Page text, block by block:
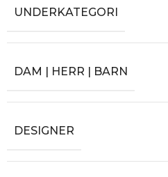
UNDERKATEGORI
DAM | HERR | BARN
DESIGNER